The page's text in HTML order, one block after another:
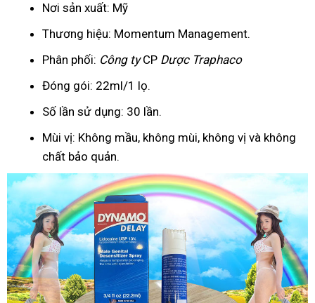
Nơi sản xuất: Mỹ
Thương hiệu: Momentum Management.
Phân phối: Công tyCP Dược Traphaco
Đóng gói: 22ml/1 lọ.
Số lần sử dụng: 30 lần.
Mùi vị: Không mầu, không mùi, không vị và không
chất bảo quản.